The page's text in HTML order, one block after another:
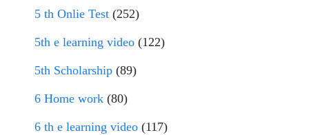
5 th Onlie Test (252)
5th e learning video (122)
5th Scholarship (89)
6 Home work (80)
6 th e learning video (117)